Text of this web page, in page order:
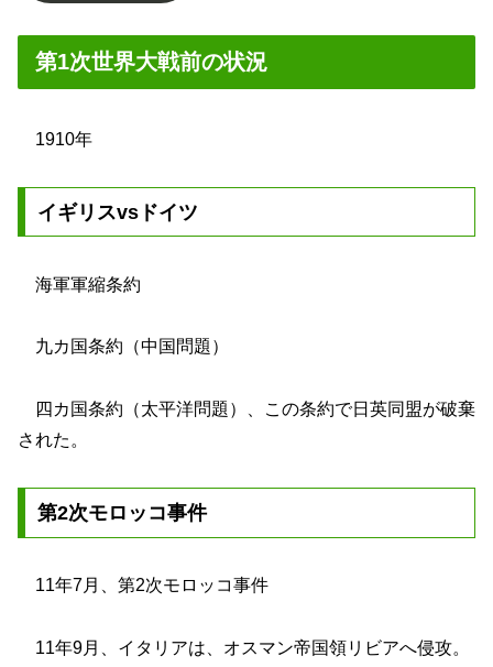
第1次世界大戦前の状況
1910年
イギリスvsドイツ
海軍軍縮条約
九カ国条約（中国問題）
四カ国条約（太平洋問題）、この条約で日英同盟が破棄
された。
第2次モロッコ事件
11年7月、第2次モロッコ事件
11年9月、イタリアは、オスマン帝国領リビアへ侵攻。